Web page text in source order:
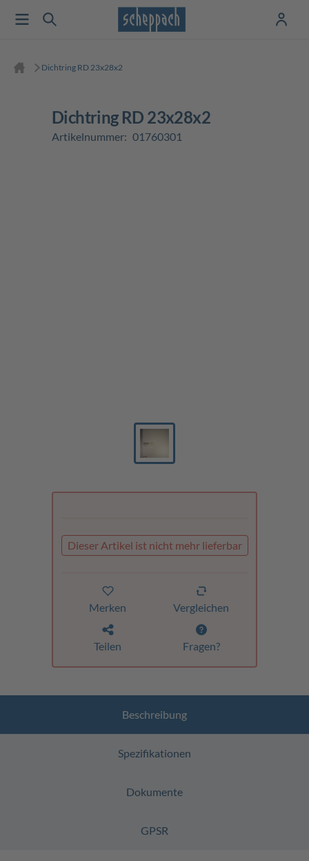
Dichtring RD 23x28x2
Dichtring RD 23x28x2
Artikelnummer: 01760301
Dieser Artikel ist nicht mehr lieferbar
Merken Vergleichen
Teilen Fragen?
Beschreibung
Spezifikationen
Dokumente
GPSR